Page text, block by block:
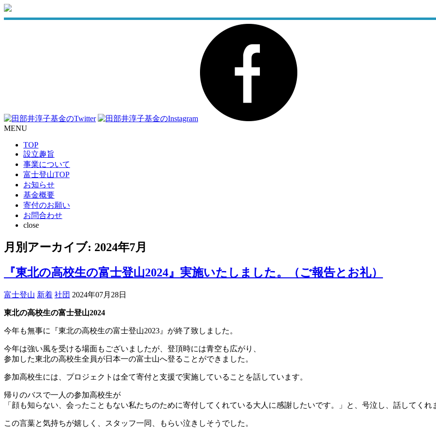
MENU
TOP
設立趣旨
事業について
富士登山TOP
お知らせ
基金概要
寄付のお願い
お問合わせ
close
月別アーカイブ: 2024年7月
『東北の高校生の富士登山2024』実施いたしました。（ご報告とお礼）
富士登山 新着 社団 2024年07月28日
東北の高校生の富士登山2024
今年も無事に『東北の高校生の富士登山2023』 が終了致しました。
今年は強い風を受ける場面もございましたが、 登頂時には青空も広がり、
参加した東北の高校生全員が日本一の富士山へ登ることができました。
参加高校生には、 プロジェクトは全て寄付と支援で実施していることを話しています。
帰りのバスで一人の参加高校生が
「顔も知らない、会ったこともない私たちのために寄付してくれている大人に感謝したいです。」と、号泣し、 話してくれ
この言葉と気持ちが嬉しく、スタッフ一同、 もらい泣きしそうでした。